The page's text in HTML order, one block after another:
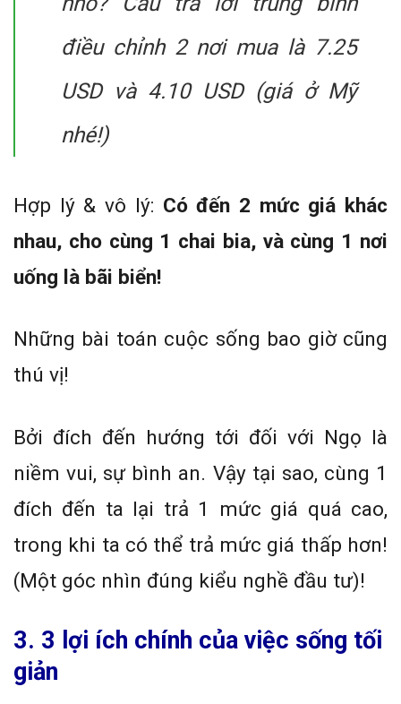
điều chỉnh 2 nơi mua là 7.25
USD và 4.10 USD (giá ở Mỹ
nhé!)
Hợp lý & vô lý: Có đến 2 mức giá khác
nhau, cho cùng 1 chai bia, và cùng 1 nơi
uống là bãi biển!
Những bài toán cuộc sống bao giờ cũng
thú vị!
Bởi đích đến hướng tới đối với Ngọ là
niềm vui, sự bình an. Vậy tại sao, cùng 1
đích đến ta lại trả 1 mức giá quá cao,
trong khi ta có thể trả mức giá thấp hơn!
(Một góc nhìn đúng kiểu nghề đầu tư)!
3. 3 lợi ích chính của việc sống tối
giản